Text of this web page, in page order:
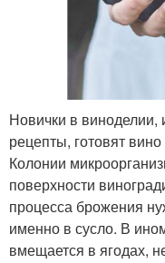
Новички в виноделии,
рецепты, готовят
Колонии
поверхности
процесса брожения
именно в сусло. В
вмещается в ягодах,